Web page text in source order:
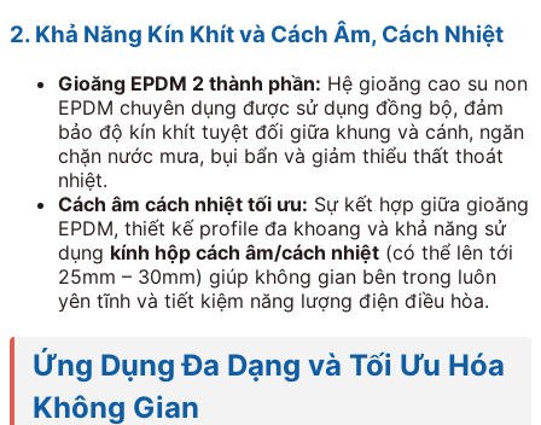
2. Khả Năng Kín Khít và Cách Âm, Cách Nhiệt
Gioăng EPDM 2 thành phần: Hệ gioăng cao su non
EPDM chuyên dụng được sử dụng đồng bộ, đảm
bảo độ kín khít tuyệt đối giữa khung và cánh, ngăn
chặn nước mưa, bụi bẩn và giảm thiểu thất thoát
nhiệt.
Cách âm cách nhiệt tối ưu: Sự kết hợp giữa gioăng
EPDM, thiết kế profile đa khoang và khả năng sử
dụng kính hộp cách âm/cách nhiệt (có thể lên tới
25mm – 30mm) giúp không gian bên trong luôn
yên tĩnh và tiết kiệm năng lượng điện điều hòa.
Ứng Dụng Đa Dạng và Tối Ưu Hóa
Không Gian